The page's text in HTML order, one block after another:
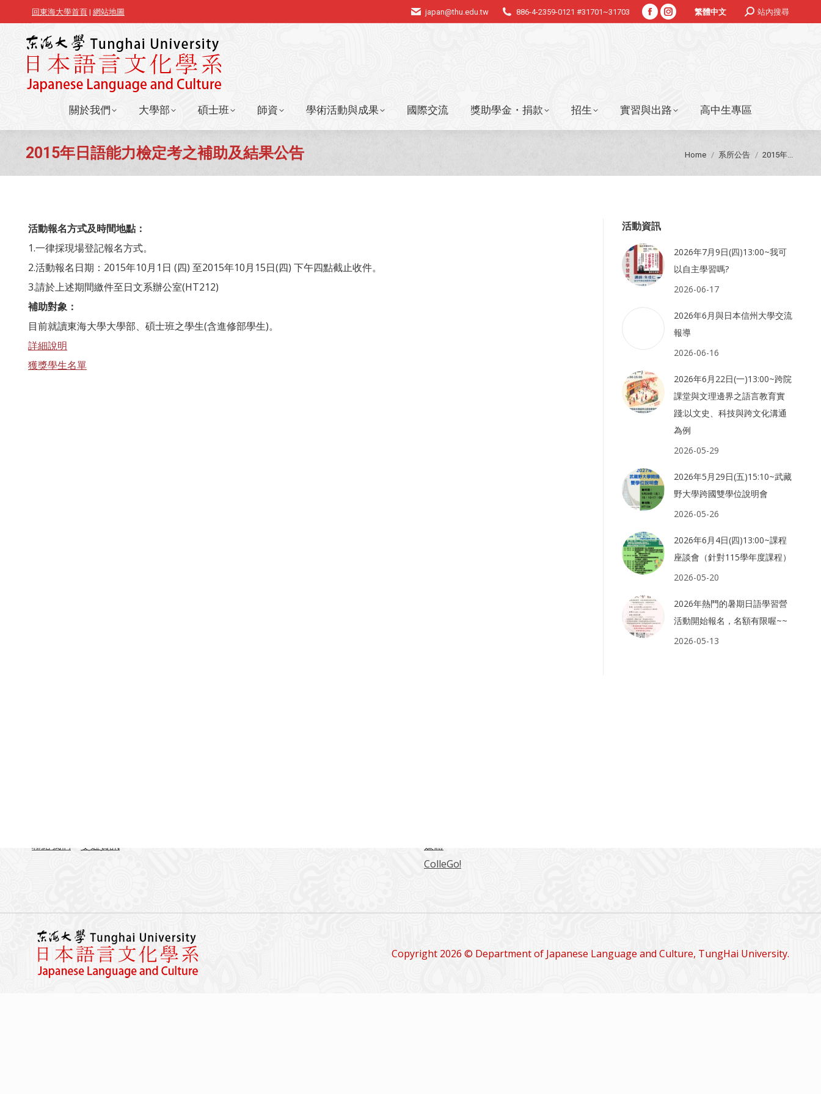
回東海大學首頁 | 網站地圖 japan@thu.edu.tw 886-4-2359-0121 #31701~31703
FacebookInstagram
繁體中文 Search:站內搜尋
關於我們 大學部 碩士班 師資 學術活動與成果 國際交流 獎助學金・捐款 招生 實習與出路 高中生專區
2015年日語能力檢定考之補助及結果公告 You are here:
Home 系所公告 2015年...
活動報名方式及時間地點：
1.一律採現場登記報名方式。
2.活動報名日期：2015年10月1日 (四) 至2015年10月15日(四) 下午四點截止收件。
3.請於上述期間繳件至日文系辦公室(HT212)
補助對象：
目前就讀東海大學大學部、碩士班之學生(含進修部學生)。
詳細說明
獲獎學生名單
活動資訊
2026年7月9日(四)13:00~我可
以自主學習嗎?
2026-06-17
2026年6月與日本信州大學交流
報導
2026-06-16
2026年6月22日(一)13:00~跨院
課堂與文理邊界之語言教育實
踐:以文史、科技與跨文化溝通
為例
2026-05-29
2026年5月29日(五)15:10~武藏
野大學跨國雙學位說明會
2026-05-26
2026年6月4日(四)13:00~課程
座談會（針對115學年度課程）
2026-05-20
2026年熱門的暑期日語學習營
活動開始報名，名額有限喔~~
2026-05-13
聯絡我們
交通資訊
媒體
ColleGo!
Copyright 2026 © Department of Japanese Language and Culture, TungHai University.
關於我們 大學部 碩士班 師資 學術活動與成果 國際交流 獎助學金・捐款 招生 實習與出路 高中生專區